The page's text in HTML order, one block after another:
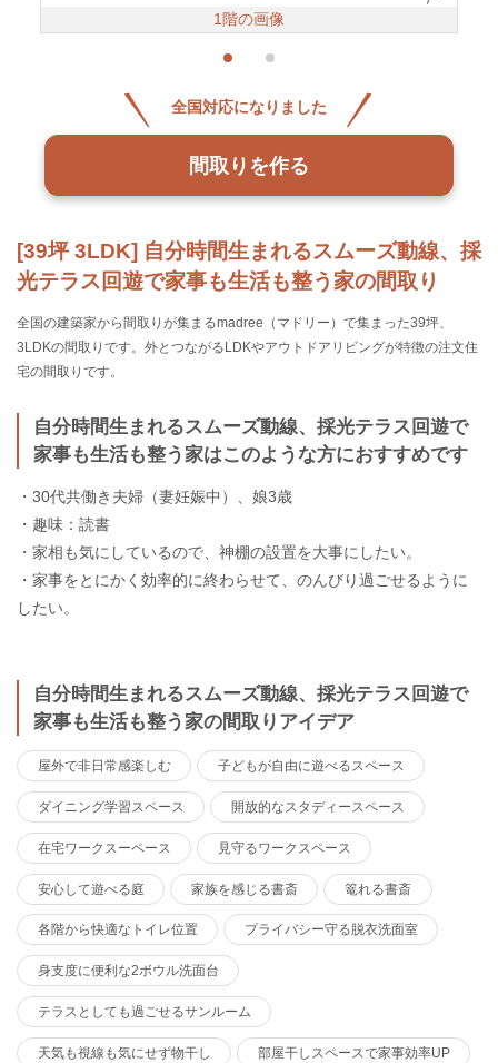
[39坪 3LDK] 自分時間生まれるスムーズ動線、採
光テラス回遊で家事も生活も整う家の間取り
全国の建築家から間取りが集まるmadree（マドリー）で集まった39坪、
3LDKの間取りです。外とつながるLDKやアウトドアリビングが特徴の注文住
宅の間取りです。
自分時間生まれるスムーズ動線、採光テラス回遊で
家事も生活も整う家はこのような方におすすめです
・30代共働き夫婦（妻妊娠中）、娘3歳
・趣味：読書
・家相も気にしているので、神棚の設置を大事にしたい。
・家事をとにかく効率的に終わらせて、のんびり過ごせるように
したい。
自分時間生まれるスムーズ動線、採光テラス回遊で
家事も生活も整う家の間取りアイデア
屋外で非日常感楽しむ 子どもが自由に遊べるスペース
ダイニング学習スペース 開放的なスタディースペース
在宅ワークスーペース 見守るワークスペース
安心して遊べる庭 家族を感じる書斎 篭れる書斎
各階から快適なトイレ位置 プライバシー守る脱衣洗面室
身支度に便利な2ボウル洗面台
テラスとしても過ごせるサンルーム
天気も視線も気にせず物干し 部屋干しスペースで家事効率UP
1階の画像
全国対応になりました
間取りを作る